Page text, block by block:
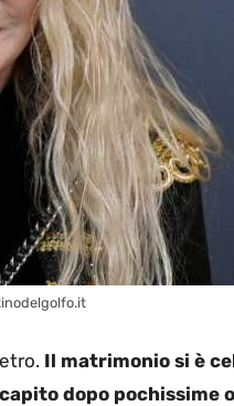
Il matrimonio si è
dopo pochissime